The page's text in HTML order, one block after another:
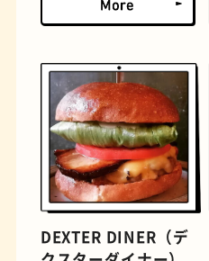
とうふ
DEXTER DINER（デ